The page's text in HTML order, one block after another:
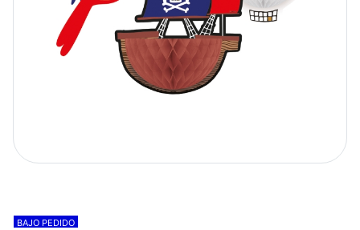
BAJO PEDIDO